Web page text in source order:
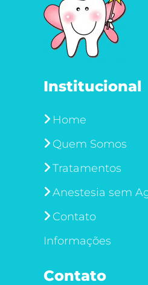
Institucional
Home
Quem Somos
Tratamentos
Anestesia sem
Contato
Informações
Contato